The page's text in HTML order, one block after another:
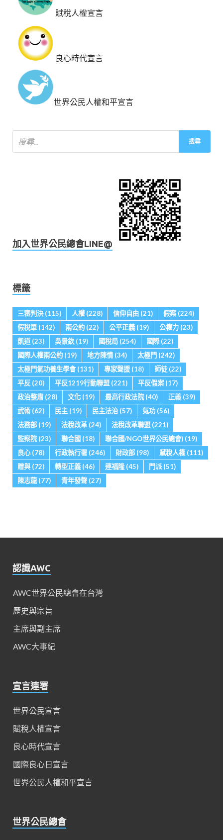
賦稅人權宣言
良心時代宣言
世界公民人權和平宣言
加入世界公民總會LINE@
標籤
三審判決(115) 人權(228) 信仰自由 (21) 假案(224)
假稅單 (142) 兩公約 (22) 公平正義(19) 公權力 (23)
凱道(23) 吳景欽 (19) 國稅局 (254) 國際(22)
國際人權兩公約 (19) 地方陳情(34) 太極門 (242)
太極門氣功養生學會(131) 專家聲援(18) 師徒(22)
平反 (20) 平反1219行動聯盟 (221) 平反假案(17)
政治整肅 (28) 文化 (19) 最高行政法院(40) 正義(39)
武術(62) 民主 (19) 民主法治 (57) 氣功 (56)
法務部 (19) 法稅改革(24) 法稅改革聯盟 (221)
監察院(23) 聯合國 (18) 聯合國/NGO世界公民總會) (19)
良心(78) 行政執行署 (246) 財政部 (98) 賦稅人權(111)
贈與(72) 轉型正義(46) 連福隆(45) 門派(51)
陳志龍(77) 青年發聲 (27)
認識AWC
AWC世界公民總會在台灣
歷史與宗旨
主席與副主席
AWC大事紀
宣言連署
世界公民宣言
賦稅人權宣言
良心時代宣言
國際良心日宣言
世界公民人權和平宣言
世界公民總會